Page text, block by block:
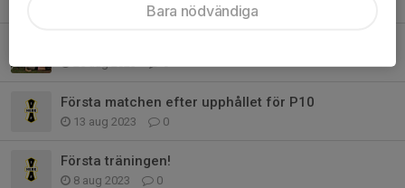
Första matchen efter upphållet för P10
13 aug 2023 0
Första träningen!
8 aug 2023 0
Bara nödvändiga